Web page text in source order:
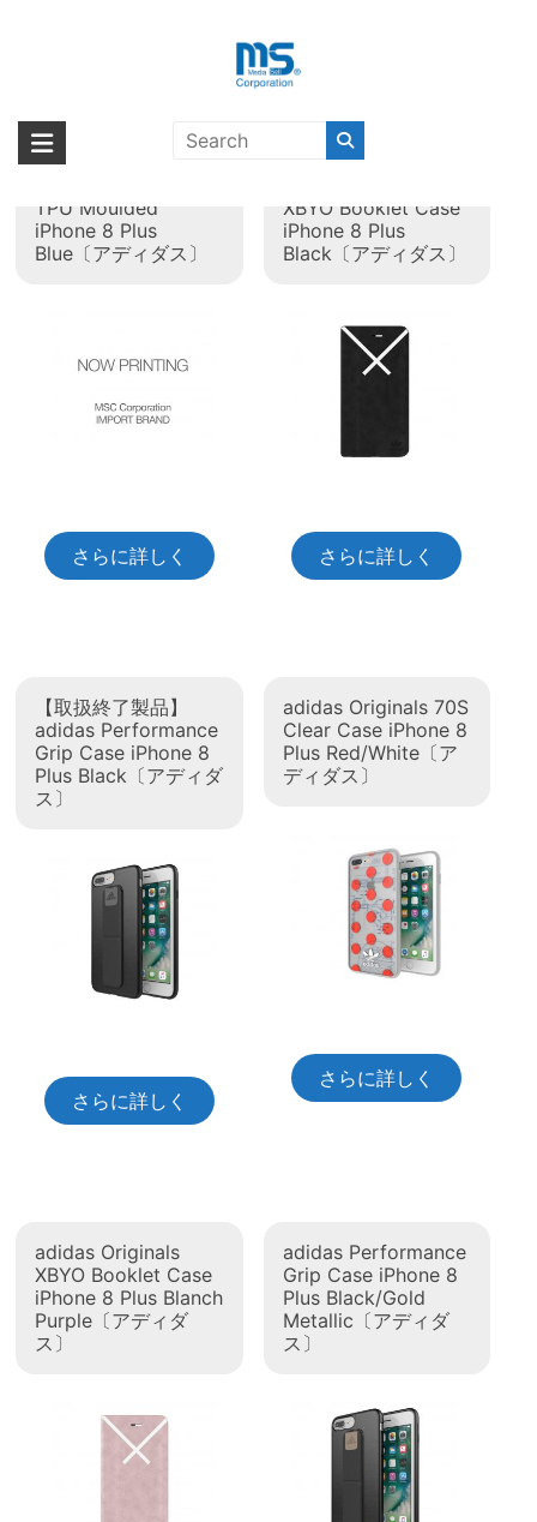
海外輸入ブランド商品｜株式会社
海外事業部が取り揃えている海外輸入商品には、日本では珍しい「海外ブ
ランド」をはじめ「ユニークな商品」「機能的な商品」「コストパフォー
タグ: iPhone 6s Plus
TPU Moulded
iPhone 8 Plus
Blue〔アディダス〕
さらに詳しく
XBYO Booklet Case
iPhone 8 Plus
Black〔アディダス〕
さらに詳しく
【取扱終了製品】
adidas Performance
Grip Case iPhone 8
Plus Black〔アディダ
ス〕
さらに詳しく
adidas Originals 70S
Clear Case iPhone 8
Plus Red/White〔ア
ディダス〕
さらに詳しく
adidas Originals
XBYO Booklet Case
iPhone 8 Plus Blanch
Purple〔アディダ
ス〕
adidas Performance
Grip Case iPhone 8
Plus Black/Gold
Metallic〔アディダ
ス〕